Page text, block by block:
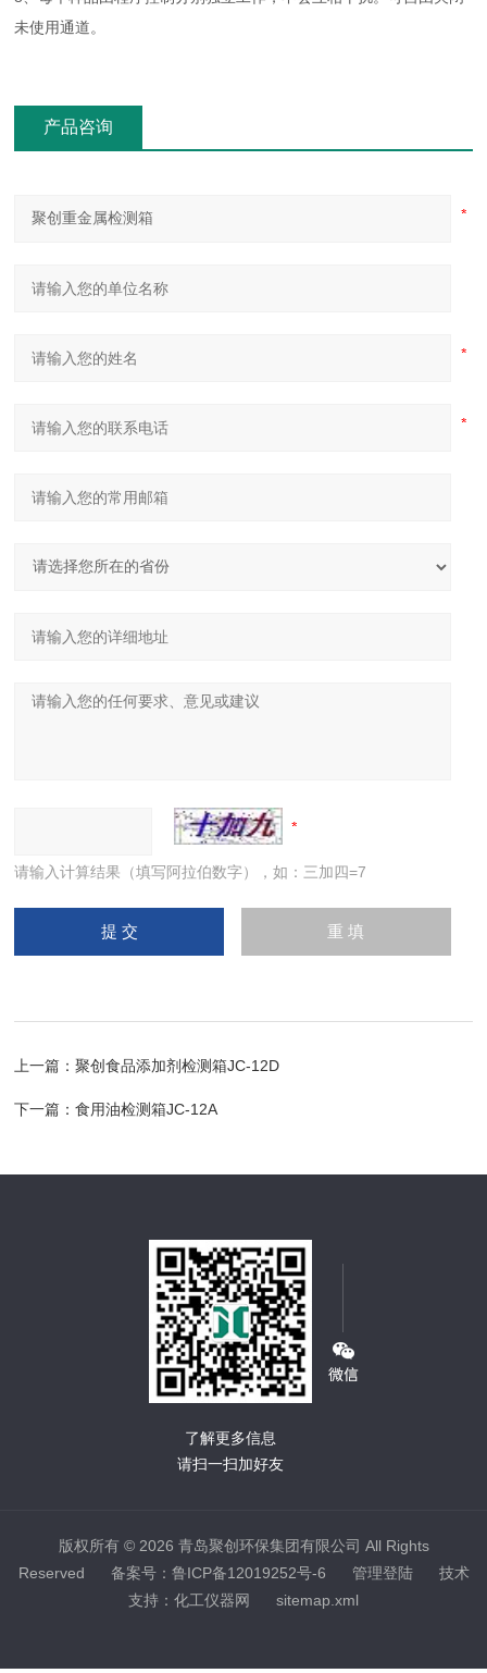
未使用通道。
产品咨询
请输入计算结果（填写阿拉伯数字），如：三加四=7
上一篇：聚创食品添加剂检测箱JC-12D
下一篇：食用油检测箱JC-12A
了解更多信息
请扫一扫加好友
版权所有 © 2026 青岛聚创环保集团有限公司 All Rights
Reserved 备案号：鲁ICP备12019252号-6 管理登陆技术
支持： 化工仪器网 sitemap.xml